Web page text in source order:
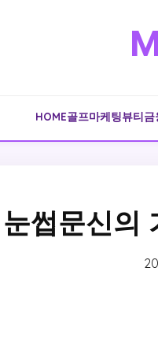
HOME골프마케팅뷰티금
썹문신의